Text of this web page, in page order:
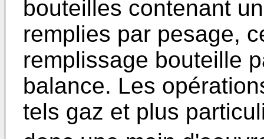
bouteilles contenant
remplies par pesage,
remplissage bouteille
balance. Les
tels gaz et plus